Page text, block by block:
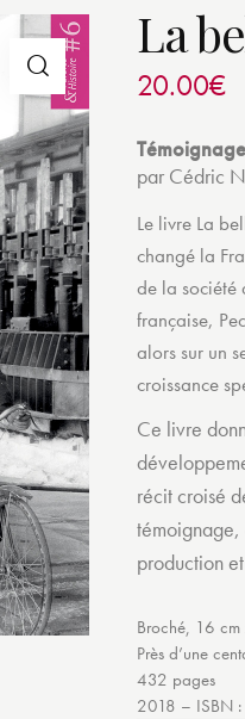
La
20.00€
par Cédric
Le livre La
changé la
de la société
française,
alors sur un
croissance
Ce livre
récit croisé
témoignage,
production
Broché, 16
Près d’une
432 pages
2018 – ISBN